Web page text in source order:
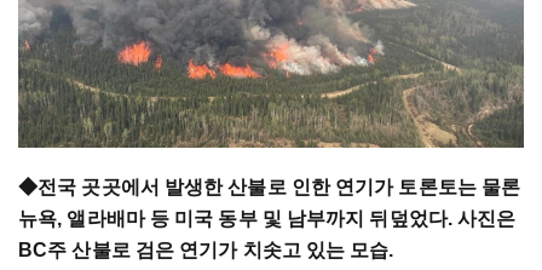
◆전국 곳곳에서 발생한 산불로 인한 연기가 토론토는 물론
뉴욕, 앨라배마 등 미국 동부 및 남부까지 뒤덮었다. 사진은
BC주 산불로 검은 연기가 치솟고 있는 모습.